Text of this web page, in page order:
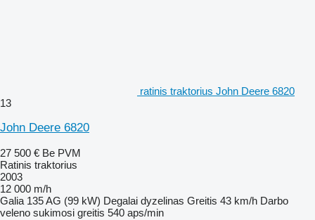
ratinis traktorius John Deere 6820
13
John Deere 6820
27 500 € Be PVM
Ratinis traktorius
2003
12 000 m/h
Galia 135 AG (99 kW) Degalai dyzelinas Greitis 43 km/h Darbo
veleno sukimosi greitis 540 aps/min